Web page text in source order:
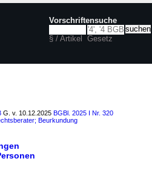
Vorschriftensuche
§ / Artikel Gesetz
G. v. 10.12.2025 BGBl. 2025 I Nr. 320
Beurkundung